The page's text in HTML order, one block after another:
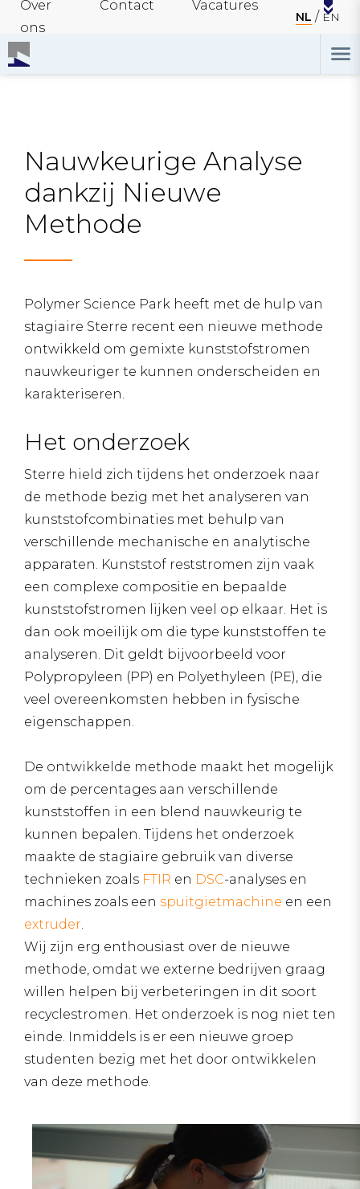
Over
ons
Contact Vacatures
NL EN
Nauwkeurige Analyse
dankzij Nieuwe
Methode
Polymer Science Park heeft met de hulp van
stagiaire Sterre recent een nieuwe methode
ontwikkeld om gemixte kunststofstromen
nauwkeuriger te kunnen onderscheiden en
karakteriseren.
Het onderzoek
Sterre hield zich tijdens het onderzoek naar
de methode bezig met het analyseren van
kunststofcombinaties met behulp van
verschillende mechanische en analytische
apparaten. Kunststof reststromen zijn vaak
een complexe compositie en bepaalde
kunststofstromen lijken veel op elkaar. Het is
dan ook moeilijk om die type kunststoffen te
analyseren. Dit geldt bijvoorbeeld voor
Polypropyleen (PP) en Polyethyleen (PE), die
veel overeenkomsten hebben in fysische
eigenschappen.
De ontwikkelde methode maakt het mogelijk
om de percentages aan verschillende
kunststoffen in een blend nauwkeurig te
kunnen bepalen. Tijdens het onderzoek
maakte de stagiaire gebruik van diverse
technieken zoals FTIR en DSC-analyses en
machines zoals een spuitgietmachine en een
extruder.
Wij zijn erg enthousiast over de nieuwe
methode, omdat we externe bedrijven graag
willen helpen bij verbeteringen in dit soort
recyclestromen. Het onderzoek is nog niet ten
einde. Inmiddels is er een nieuwe groep
studenten bezig met het door ontwikkelen
van deze methode.